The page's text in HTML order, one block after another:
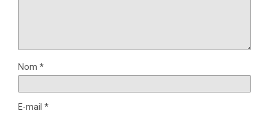
Nom *
E-mail *